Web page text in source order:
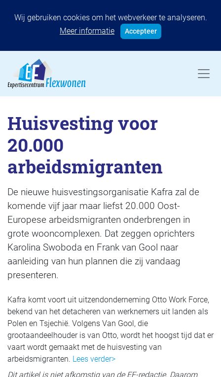
Wij gebruiken cookies om het webverkeer te analyseren.
Meer informatie
Accepteer
Huisvesting voor
20.000
arbeidsmigranten
De nieuwe huisvestingsorganisatie Kafra zal de
komende vijf jaar maar liefst 20.000 Oost-
Europese arbeidsmigranten onderbrengen in
grote wooncomplexen. Dat zeggen oprichters
Karolina Swoboda en Frank van Gool naar
aanleiding van hun plannen die zij vandaag
presenteren.
Kafra komt voort uit uitzendonderneming Otto Work Force,
bekend van het detacheren van werknemers uit landen als
Polen en Tsjechië. Volgens Van Gool, die
grootaandeelhouder is van Otto, wordt het hoogst tijd dat er
vaart wordt gemaakt met de huisvesting van
arbeidsmigranten. Lees verder>
Dit artikel is niet afkomstig van de EF-redactie. Daarom